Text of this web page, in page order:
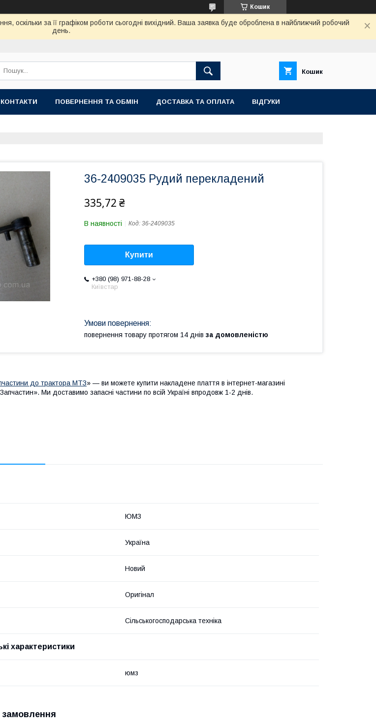
Кошик
оскільки за її графіком роботи сьогодні вихідний. Ваша заявка буде оброблена в найближчий робочий
день.
Кошик
КОНТАКТИ ПОВЕРНЕННЯ ТА ОБМІН ДОСТАВКА ТА ОПЛАТА ВІДГУКИ
36-2409035 Рудий перекладений
335,72 ₴
В наявності Код: 36-2409035
Купити
+380 (98) 971-88-28
Київстар
повернення товару протягом 14 днів за домовленістю
до трактора МТЗ» — ви можете купити накладене плаття в інтернет-магазині
Ми доставимо запасні частини по всій Україні впродовж 1-2 днів.
ЮМЗ
Україна
Новий
Оригінал
Сільськогосподарська техніка
характеристики
юмз